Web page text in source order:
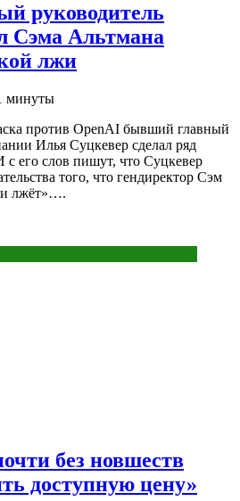
руководитель
Сэма Альтмана
лжи
минуты
против OpenAI бывший главный
Илья Суцкевер сделал ряд
его слов пишут, что Суцкевер
того, что гендиректор Сэм
лжёт»….
без новшеств
доступную цену»